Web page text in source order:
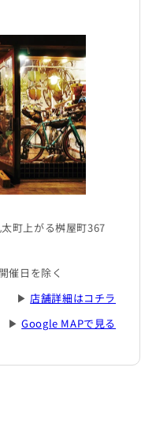
町上がる桝屋町367
催日を除く
▶店舗詳細はコチラ
▶Google MAPで見る